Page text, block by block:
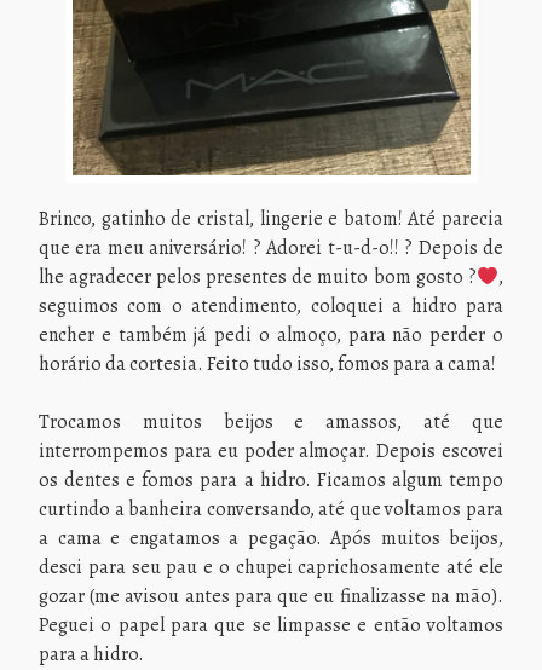
Brinco, gatinho de cristal, lingerie e batom! Até parecia
que era meu aniversário! ? Adorei t-u-d-o!! ? Depois de
lhe agradecer pelos presentes de muito bom gosto ?
,
seguimos com o atendimento, coloquei a hidro para
encher e também já pedi o almoço, para não perder o
horário da cortesia. Feito tudo isso, fomos para a cama!
Trocamos muitos beijos e amassos, até que
interrompemos para eu poder almoçar. Depois escovei
os dentes e fomos para a hidro. Ficamos algum tempo
curtindo a banheira conversando, até que voltamos para
a cama e engatamos a pegação. Após muitos beijos,
desci para seu pau e o chupei caprichosamente até ele
gozar (me avisou antes para que eu finalizasse na mão).
Peguei o papel para que se limpasse e então voltamos
para a hidro.